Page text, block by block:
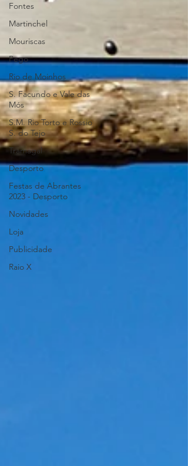
Fontes
Martinchel
Mouriscas
Pego
Rio de Moinhos
S. Facundo e Vale das
Mós
S.M. Rio Torto e Rossio
S. do Tejo
Tramagal
Desporto
Festas de Abrantes
2023 - Desporto
Novidades
Loja
Publicidade
Raio X